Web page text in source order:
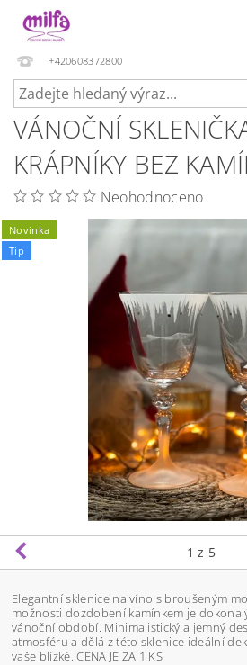
+420608372800
VÁNOČNÍ
KRÁPNÍKY BEZ
Neohodnoceno
Novinka
Tip
1 z 5
Elegantní sklenice na víno s broušeným
možnosti dozdobení kamínkem je
vánoční období. Minimalistický a jemný
atmosféru a dělá z této sklenice ideální
vaše blízké.CENA JE ZA 1 KS